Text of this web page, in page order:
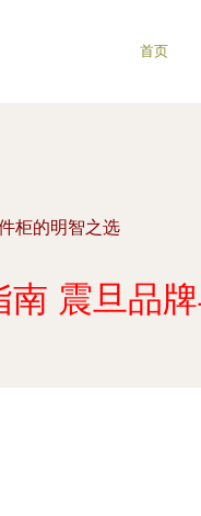
首页
柜的明智之选
震旦品